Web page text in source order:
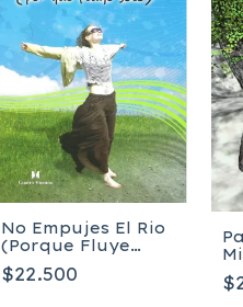
No Empujes El Rio
(Porque Fluye
solo) Stevens
Barry
$22.500